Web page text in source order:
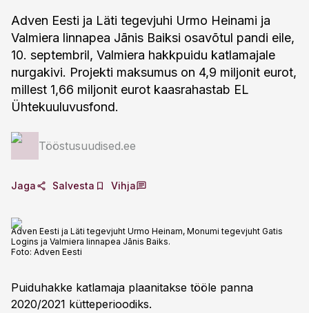
Adven Eesti ja Läti tegevjuhi Urmo Heinami ja
Valmiera linnapea Jānis Baiksi osavõtul pandi eile,
10. septembril, Valmiera hakkpuidu katlamajale
nurgakivi. Projekti maksumus on 4,9 miljonit eurot,
millest 1,66 miljonit eurot kaasrahastab EL
Ühtekuuluvusfond.
Tööstusuudised.ee
Jaga Salvesta Vihja
Adven Eesti ja Läti tegevjuht Urmo Heinam, Monumi tegevjuht Gatis
Logins ja Valmiera linnapea Jānis Baiks.
Foto: Adven Eesti
Puiduhakke katlamaja plaanitakse tööle panna
2020/2021 kütteperioodiks.